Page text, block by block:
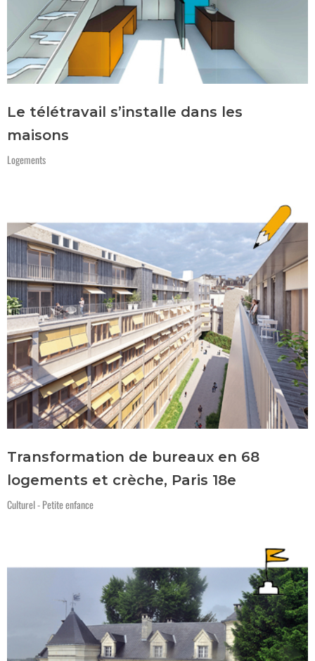
Le télétravail s’installe dans les
maisons
Logements
Transformation de bureaux en 68
logements et crèche, Paris 18e
Culturel - Petite enfance